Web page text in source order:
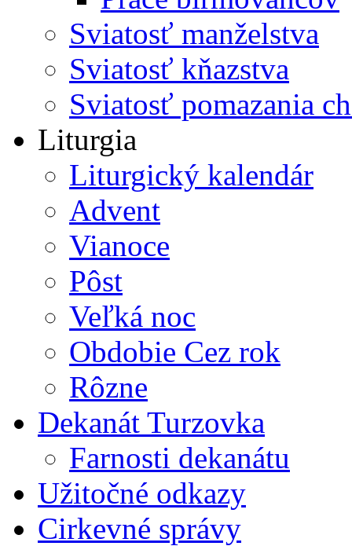
Sviatosť manželstva
Sviatosť kňazstva
Sviatosť pomazania
Liturgia
Liturgický kalendár
Advent
Vianoce
Pôst
Veľká noc
Obdobie Cez rok
Rôzne
Dekanát Turzovka
Farnosti dekanátu
Užitočné odkazy
Cirkevné správy